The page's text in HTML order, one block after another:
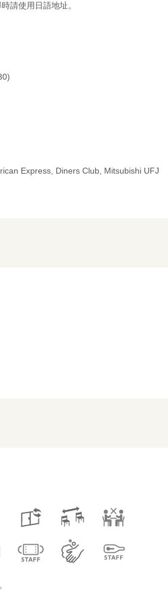
請使用日語地址。
Express, Diners Club, Mitsubishi UFJ